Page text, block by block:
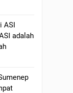
ASI
adalah